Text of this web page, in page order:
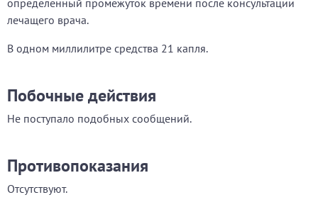
определенный промежуток времени после консультации
лечащего врача.
В одном миллилитре средства 21 капля.
Побочные действия
Не поступало подобных сообщений.
Противопоказания
Отсутствуют.